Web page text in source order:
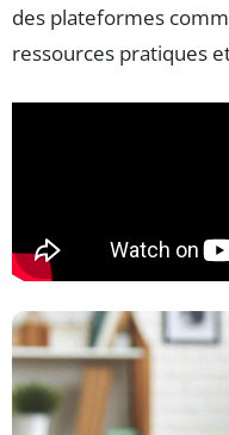
des plateformes
ressources pratiques